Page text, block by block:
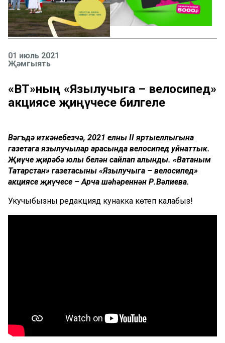
01 июль 2021
Җәмгыять
«ВТ»ның «Язылучыга – велосипед»
акциясе җиңүчесе билгеле
Вәгъдә иткәнебезчә, 2021 елның II яртыеллыгына
газетага язылучылар арасында велосипед уйнаттык.
Җиңүче җирәбә юлы белән сайлап алынды. «Ватаным
Татарстан» газетасының «Язылучыга – велосипед»
акциясе җиңүчесе – Арча шәһәреннән Р.Вәлиева.
Укучыбызны редакциядә кунакка көтеп калабыз!